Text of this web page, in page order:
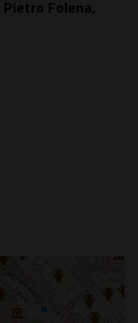
Pietro Folena,